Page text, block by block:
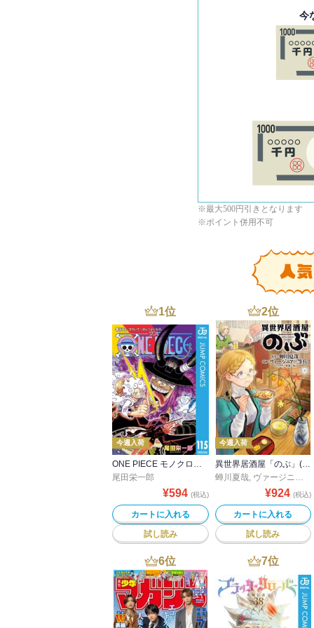
今
※最大500円引きとなります
※ポイント併用不可
1位
今週入荷
ONE PIECE モノクロ版 115
尾田栄一郎
¥594 (税込)
カートに入れる
試し読み
2位
今週入荷
異世界居酒屋「のぶ」(22)
蝉川夏哉, ヴァージニア二等兵
¥924 (税込)
カートに入れる
試し読み
6位 7位